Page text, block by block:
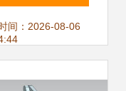
营养保健全方位
间：2026-08-06